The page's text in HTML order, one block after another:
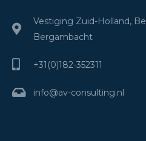
Vestiging Zuid-Holland,
Bergambacht
+31(0)182-352311
info@av-consulting.nl